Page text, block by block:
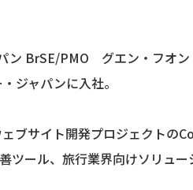
ン BrSE/PMO グエン・フオン
ジャパンに入社。
ブサイト開発プロジェクトの
ツール、旅行業界向けソリュ